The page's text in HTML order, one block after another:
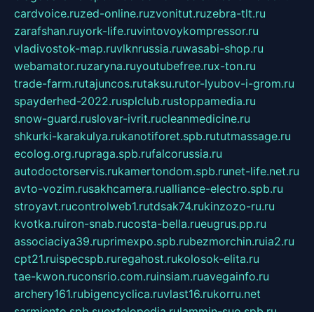
cardvoice.ruzed-online.ruzvonitut.ruzebra-tlt.ru
zarafshan.ruyork-life.ruvintovoykompressor.ru
vladivostok-map.ruvlknrussia.ruwasabi-shop.ru
webamator.ruzaryna.ruyoutubefree.rux-ton.ru
trade-farm.rutajuncos.rutaksu.rutor-lyubov-i-grom.ru
spayderhed-2022.rusplclub.rustoppamedia.ru
snow-guard.ruslovar-ivrit.rucleanmedicine.ru
shkurki-karakulya.rukanotiforet.spb.rututmassage.ru
ecolog.org.rupraga.spb.rufalcorussia.ru
autodoctorservis.rukamertondom.spb.runet-life.net.ru
avto-vozim.rusakhcamera.rualliance-electro.spb.ru
stroyavt.rucontrolweb1.rutdsak74.rukinzozo-ru.ru
kvotka.ruiron-snab.rucosta-bella.rueugrus.pp.ru
associaciya39.ruprimexpo.spb.rubezmorchin.ruia2.ru
cpt21.ruispecspb.ruregahost.rukolosok-elita.ru
tae-kwon.ruconsrio.com.ruinsiam.ruavegainfo.ru
archery161.rubigencyclica.ruvlast16.rukorru.net